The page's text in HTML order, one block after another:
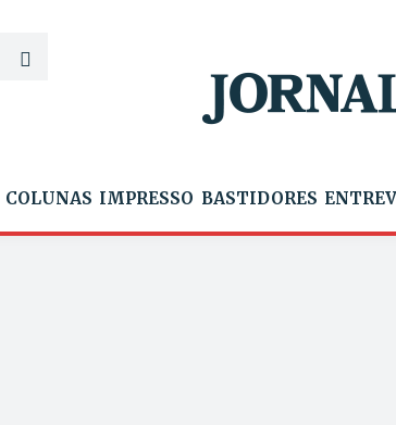
COLUNAS IMPRESSO BASTIDORES